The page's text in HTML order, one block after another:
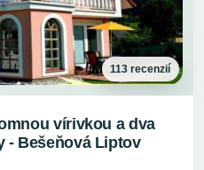
113 recenzií
vírivkou a dva
- Bešeňová Liptov